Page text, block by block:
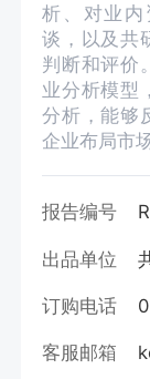
析、对业
谈，以及共
判断和评价
业分析模型
分析，能够
企业布局市
报告编号
出品单位
订购电话
客服邮箱